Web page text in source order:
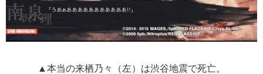
▲本当の来栖乃々（左）は渋谷地震で死亡。